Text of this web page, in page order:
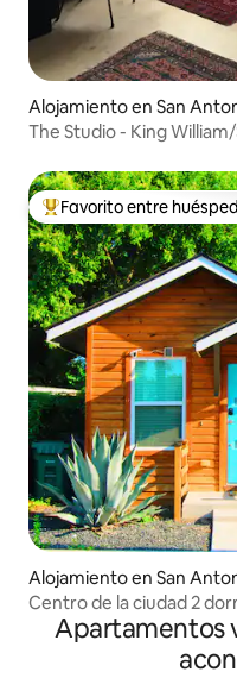
Alojamiento en San
The Studio - King
Favorito entre
Favorito entre
Alojamiento en San
Centro de la ciudad 2
| patio vallado | fogata
Apartamentos